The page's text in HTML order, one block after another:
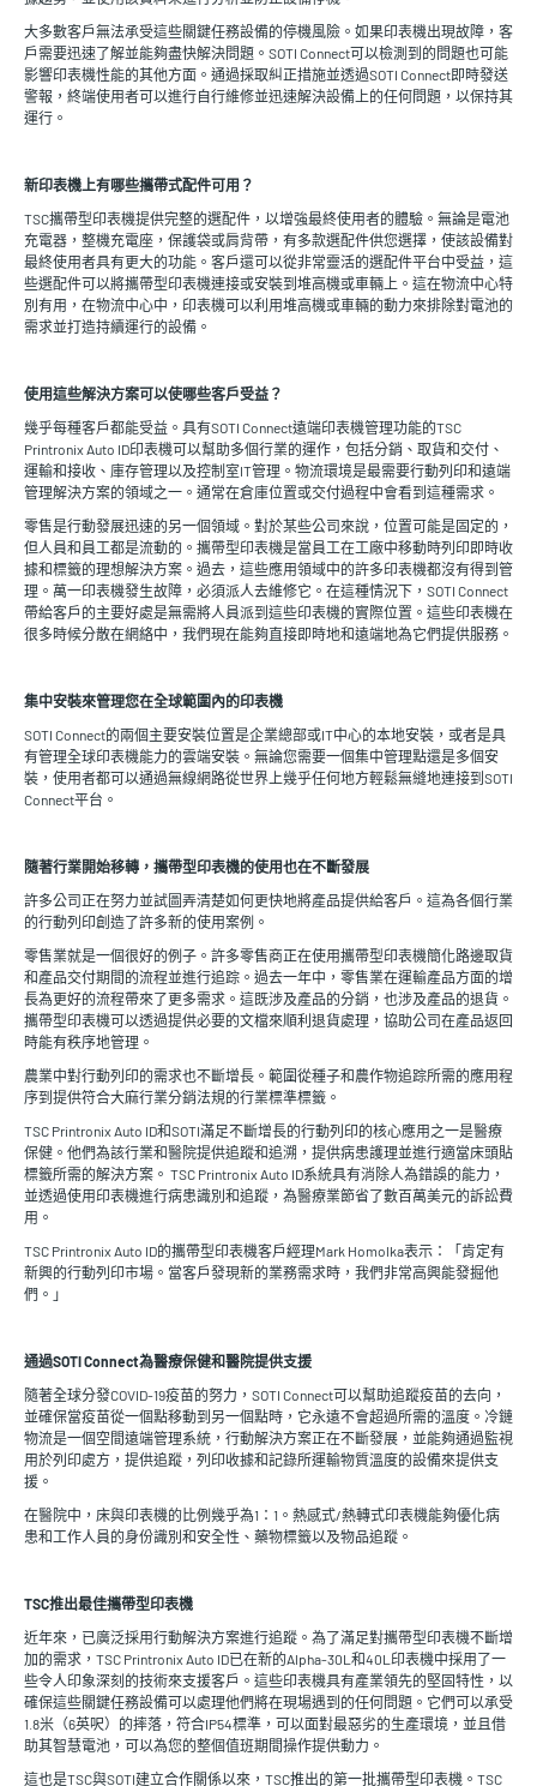
大多數客戶無法承受這些關鍵任務設備的停機風險。如果印表機出現故障，客
戶需要迅速了解並能夠盡快解決問題。SOTI Connect可以檢測到的問題也可能
影響印表機性能的其他方面。通過採取糾正措施並透過SOTI Connect即時發送
警報，終端使用者可以進行自行維修並迅速解決設備上的任何問題，以保持其
運行。
新印表機上有哪些攜帶式配件可用？
TSC攜帶型印表機提供完整的選配件，以增強最終使用者的體驗。無論是電池
充電器，整機充電座，保護袋或肩背帶，有多款選配件供您選擇，使該設備對
最終使用者具有更大的功能。客戶還可以從非常靈活的選配件平台中受益，這
些選配件可以將攜帶型印表機連接或安裝到堆高機或車輛上。這在物流中心特
別有用，在物流中心中，印表機可以利用堆高機或車輛的動力來排除對電池的
需求並打造持續運行的設備。
使用這些解決方案可以使哪些客戶受益？
幾乎每種客戶都能受益。具有SOTI Connect遠端印表機管理功能的TSC
Printronix Auto ID印表機可以幫助多個行業的運作，包括分銷、取貨和交付、
運輸和接收、庫存管理以及控制室IT管理。物流環境是最需要行動列印和遠端
管理解決方案的領域之一。通常在倉庫位置或交付過程中會看到這種需求。
零售是行動發展迅速的另一個領域。對於某些公司來說，位置可能是固定的，
但人員和員工都是流動的。攜帶型印表機是當員工在工廠中移動時列印即時收
據和標籤的理想解決方案。過去，這些應用領域中的許多印表機都沒有得到管
理。萬一印表機發生故障，必須派人去維修它。在這種情況下，SOTI Connect
帶給客戶的主要好處是無需將人員派到這些印表機的實際位置。這些印表機在
很多時候分散在網絡中，我們現在能夠直接即時地和遠端地為它們提供服務。
集中安裝來管理您在全球範圍內的印表機
SOTI Connect的兩個主要安裝位置是企業總部或IT中心的本地安裝，或者是具
有管理全球印表機能力的雲端安裝。無論您需要一個集中管理點還是多個安
裝，使用者都可以通過無線網路從世界上幾乎任何地方輕鬆無縫地連接到SOTI
Connect平台。
隨著行業開始移轉，攜帶型印表機的使用也在不斷發展
許多公司正在努力並試圖弄清楚如何更快地將產品提供給客戶。這為各個行業
的行動列印創造了許多新的使用案例。
零售業就是一個很好的例子。許多零售商正在使用攜帶型印表機簡化路邊取貨
和產品交付期間的流程並進行追踪。過去一年中，零售業在運輸產品方面的增
長為更好的流程帶來了更多需求。這既涉及產品的分銷，也涉及產品的退貨。
攜帶型印表機可以透過提供必要的文檔來順利退貨處理，協助公司在產品返回
時能有秩序地管理。
農業中對行動列印的需求也不斷增長。範圍從種子和農作物追踪所需的應用程
序到提供符合大麻行業分銷法規的行業標準標籤。
TSC Printronix Auto ID和SOTI滿足不斷增長的行動列印的核心應用之一是醫療
保健。他們為該行業和醫院提供追蹤和追溯，提供病患護理並進行適當床頭貼
標籤所需的解決方案。 TSC Printronix Auto ID系統具有消除人為錯誤的能力，
並透過使用印表機進行病患識別和追蹤，為醫療業節省了數百萬美元的訴訟費
用。
TSC Printronix Auto ID的攜帶型印表機客戶經理Mark Homolka表示：「肯定有
新興的行動列印市場。當客戶發現新的業務需求時，我們非常高興能發掘他
們。」
通過SOTI Connect為醫療保健和醫院提供支援
隨著全球分發COVID-19疫苗的努力，SOTI Connect可以幫助追蹤疫苗的去向，
並確保當疫苗從一個點移動到另一個點時，它永遠不會超過所需的溫度。冷鏈
物流是一個空間遠端管理系統，行動解決方案正在不斷發展，並能夠通過監視
用於列印處方，提供追蹤，列印收據和記錄所運輸物質溫度的設備來提供支
援。
在醫院中，床與印表機的比例幾乎為1：1。熱感式/熱轉式印表機能夠優化病
患和工作人員的身份識別和安全性、藥物標籤以及物品追蹤。
TSC推出最佳攜帶型印表機
近年來，已廣泛採用行動解決方案進行追蹤。為了滿足對攜帶型印表機不斷增
加的需求，TSC Printronix Auto ID已在新的Alpha-30L和40L印表機中採用了一
些令人印象深刻的技術來支援客戶。這些印表機具有產業領先的堅固特性，以
確保這些關鍵任務設備可以處理他們將在現場遇到的任何問題。它們可以承受
1.8米（6英呎）的摔落，符合IP54標準，可以面對最惡劣的生產環境，並且借
助其智慧電池，可以為您的整個值班期間操作提供動力。
這也是TSC與SOTI建立合作關係以來，TSC推出的第一批攜帶型印表機。TSC